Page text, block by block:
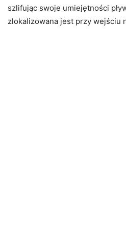
szlifując swoje umiejętności
zlokalizowana jest przy wejściu